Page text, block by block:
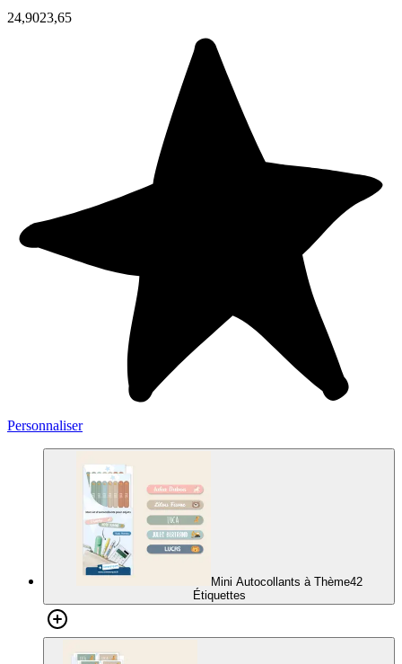
24,9023,65
Personnaliser
Mini Autocollants à Thème42
Étiquettes